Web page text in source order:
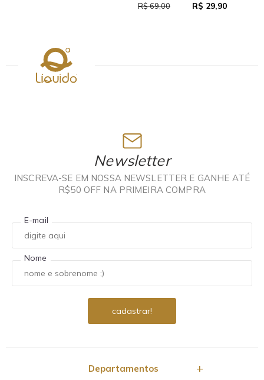
R$ 69,00 R$ 29,90
Newsletter
INSCREVA-SE EM NOSSA NEWSLETTER E GANHE ATÉ
R$50 OFF NA PRIMEIRA COMPRA
E-mail
Nome
Departamentos